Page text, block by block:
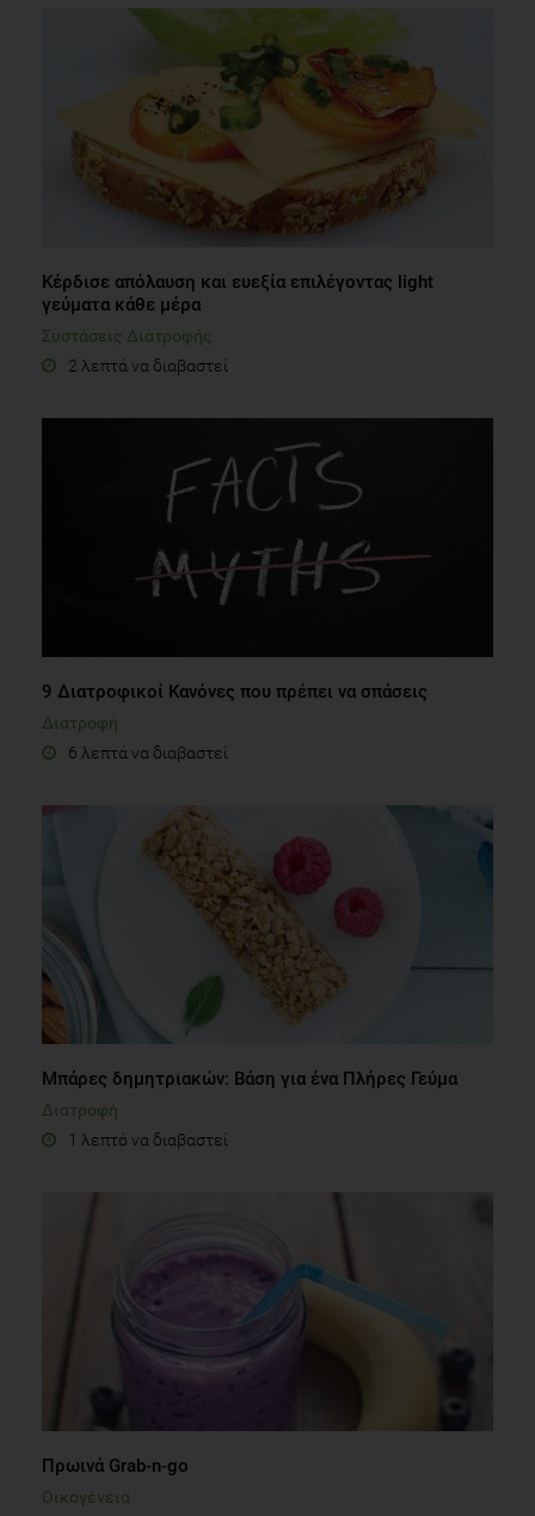
Κέρδισε απόλαυση και ευεξία επιλέγοντας light
γεύματα κάθε μέρα
Συστάσεις Διατροφής
2 λεπτά να διαβαστεί
9 Διατροφικοί Κανόνες που πρέπει να σπάσεις
Διατροφή
6 λεπτά να διαβαστεί
Μπάρες δημητριακών: Βάση για ένα Πλήρες Γεύμα
Διατροφή
1 λεπτό να διαβαστεί
Πρωινά Grab-n-go
Οικογένεια